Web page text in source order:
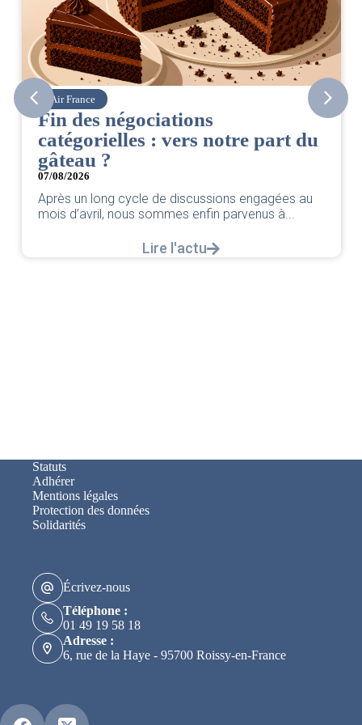
Air France
Fin des négociations
catégorielles : vers notre part du
gâteau ?
07/08/2026
Après un long cycle de discussions engagées au
mois d’avril, nous sommes enfin parvenus à...
Lire l'actu
Statuts
Adhérer
Mentions légales
Protection des données
Solidarités
Écrivez-nous
Téléphone :
01 49 19 58 18
Adresse :
6, rue de la Haye - 95700 Roissy-en-France